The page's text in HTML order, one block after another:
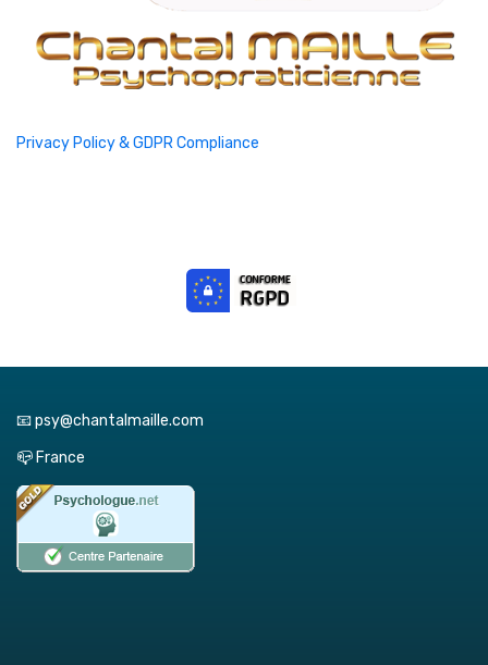
Privacy Policy & GDPR Compliance
📧 psy@chantalmaille.com
📪 France